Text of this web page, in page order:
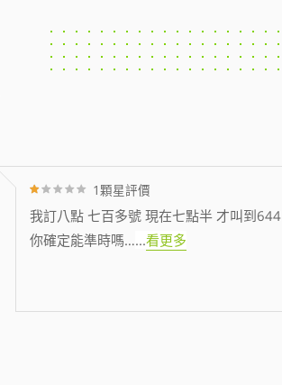
1顆星評價
我訂八點 七百多號 現在七點半 才叫到644
你確定能準時嗎…...看更多